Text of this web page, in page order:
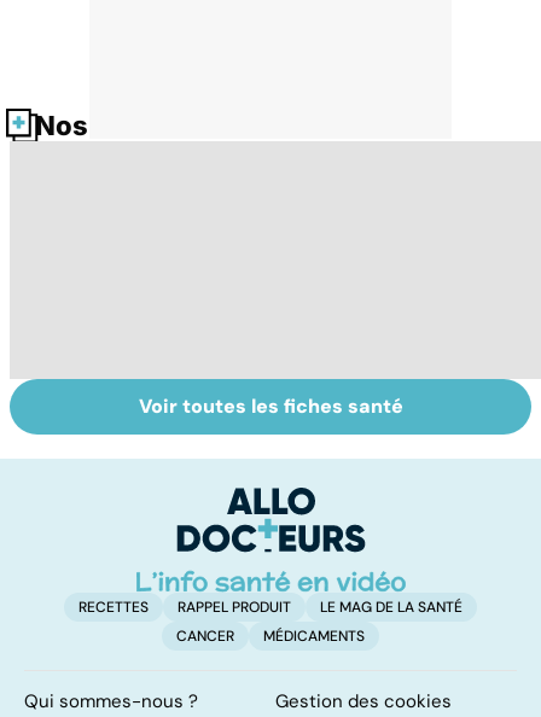
Nos fiches santé
La tuberculose
pulmonaire
Rougeole :
l'importance de
Voir toutes les fiches santé
RECETTES RAPPEL PRODUIT
LE MAG DE LA SANTÉ
CANCER
MÉDICAMENTS
Qui sommes-nous ? Gestion des cookies